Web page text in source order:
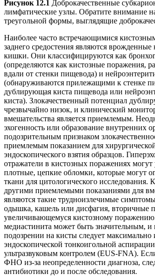
Рисунок 12.1 Доброкачественные
лимфатические узлы. Обратите внимание
треугольной формы, выглядящие
Наиболее часто встречающимися
заднего средостения являются врожденные
кишки. Они классифицируются как
(определяются как кистозные поражения,
вдали от стенки пищевода) и
(обнаруживаются прилежащими к стенке
дублирующая киста пищевода или
киста). Злокачественный потенциал
чрезвычайно низок, и клинический
вмешательства является приемлемым.
эхогенность или образование внутренних
подозрительным признаком
приемлемым показанием для
эндоскопического взятия образцов.
отражатели в кистозных поражениях могут
плотные, цепкие обломки, которые могут
ткани для цитологического исследования.
другими приемлемыми показаниями для
являются такие трудноизлечимые
одышка, кашель или дисфагия, вторичные
увеличивающемуся кистозному
медиастинита может быть значительным, и
подозрении на кисты следует максимально
эндоскопической тонкоигольной
ультразвуковым контролем (EUS‐FNA).
ФНО из-за неопределенности диагноза,
антибиотики до и после обследования.